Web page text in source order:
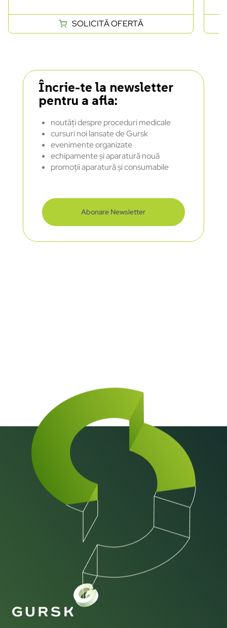
SOLICITĂ OFERTĂ
Încrie-te la newsletter
pentru a afla:
noutăți despre proceduri medicale
cursuri noi lansate de Gursk
evenimente organizate
echipamente și aparatură nouă
promoții aparatură și consumabile
Abonare Newsletter